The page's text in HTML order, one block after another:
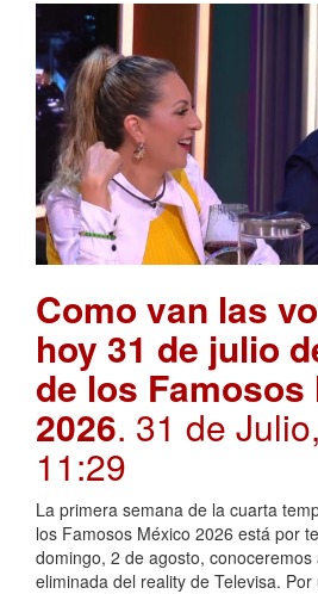
Como van las
hoy 31 de julio
de los Famosos
2026. 31 de
11:29
La primera semana de la cuarta
los Famosos México 2026 está por
domingo, 2 de agosto,
eliminada del reality de Televisa.